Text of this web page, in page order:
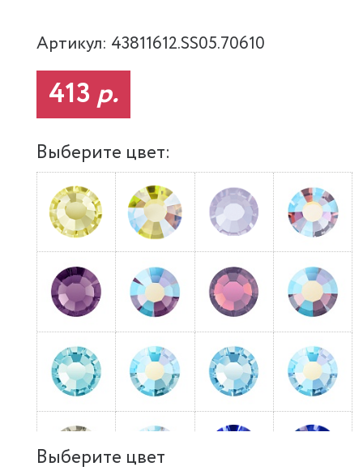
Артикул: 43811612.SS05.70610
413 р.
Выберите цвет:
Выберите цвет